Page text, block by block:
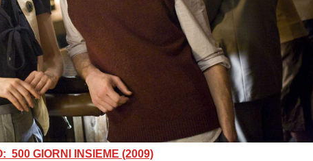
500 GIORNI INSIEME (2009)